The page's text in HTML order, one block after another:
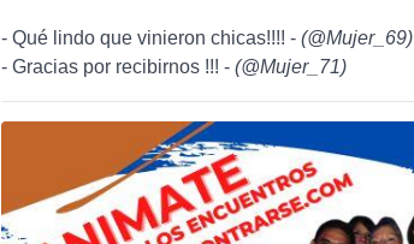
- Qué lindo que vinieron chicas!!!! - (@Mujer_69)
- Gracias por recibirnos !!! - (@Mujer_71)